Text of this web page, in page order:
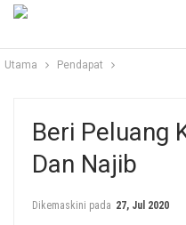
Utama Pendapat
Beri Peluang
Dan Najib
Dikemaskini pada 27, Jul 2020